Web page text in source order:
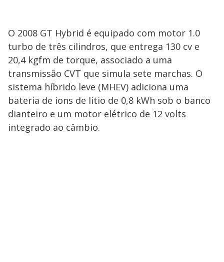
O 2008 GT Hybrid é equipado com motor 1.0
turbo de três cilindros, que entrega 130 cv e
20,4 kgfm de torque, associado a uma
transmissão CVT que simula sete marchas. O
sistema híbrido leve (MHEV) adiciona uma
bateria de íons de lítio de 0,8 kWh sob o banco
dianteiro e um motor elétrico de 12 volts
integrado ao câmbio.